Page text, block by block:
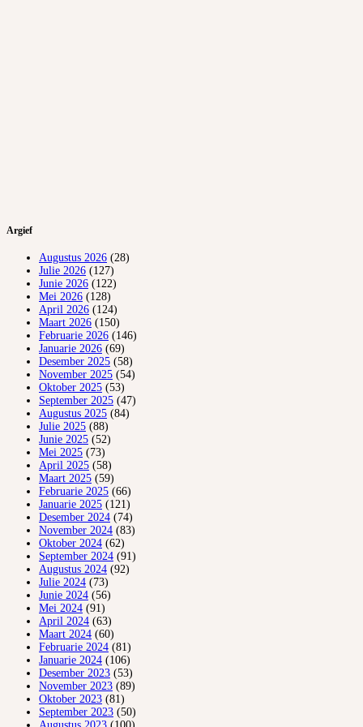
Argief
Augustus 2026 (28)
Julie 2026 (127)
Junie 2026 (122)
Mei 2026 (128)
April 2026 (124)
Maart 2026 (150)
Februarie 2026 (146)
Januarie 2026 (69)
Desember 2025 (58)
November 2025 (54)
Oktober 2025 (53)
September 2025 (47)
Augustus 2025 (84)
Julie 2025 (88)
Junie 2025 (52)
Mei 2025 (73)
April 2025 (58)
Maart 2025 (59)
Februarie 2025 (66)
Januarie 2025 (121)
Desember 2024 (74)
November 2024 (83)
Oktober 2024 (62)
September 2024 (91)
Augustus 2024 (92)
Julie 2024 (73)
Junie 2024 (56)
Mei 2024 (91)
April 2024 (63)
Maart 2024 (60)
Februarie 2024 (81)
Januarie 2024 (106)
Desember 2023 (53)
November 2023 (89)
Oktober 2023 (81)
September 2023 (50)